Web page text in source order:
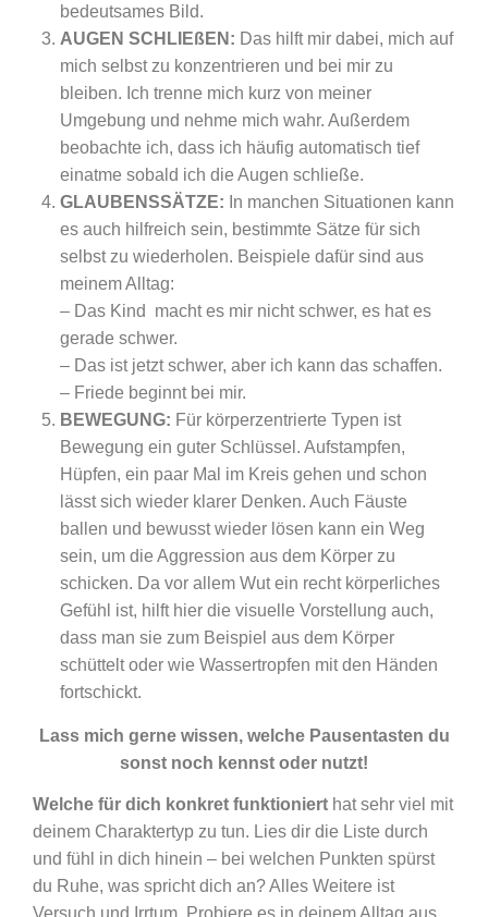
bedeutsames Bild.
AUGEN SCHLIEßEN: Das hilft mir dabei, mich auf
mich selbst zu konzentrieren und bei mir zu
bleiben. Ich trenne mich kurz von meiner
Umgebung und nehme mich wahr. Außerdem
beobachte ich, dass ich häufig automatisch tief
einatme sobald ich die Augen schließe.
GLAUBENSSÄTZE: In manchen Situationen kann
es auch hilfreich sein, bestimmte Sätze für sich
selbst zu wiederholen. Beispiele dafür sind aus
meinem Alltag:
– Das Kind macht es mir nicht schwer, es hat es
gerade schwer.
– Das ist jetzt schwer, aber ich kann das schaffen.
– Friede beginnt bei mir.
BEWEGUNG: Für körperzentrierte Typen ist
Bewegung ein guter Schlüssel. Aufstampfen,
Hüpfen, ein paar Mal im Kreis gehen und schon
lässt sich wieder klarer Denken. Auch Fäuste
ballen und bewusst wieder lösen kann ein Weg
sein, um die Aggression aus dem Körper zu
schicken. Da vor allem Wut ein recht körperliches
Gefühl ist, hilft hier die visuelle Vorstellung auch,
dass man sie zum Beispiel aus dem Körper
schüttelt oder wie Wassertropfen mit den Händen
fortschickt.
Lass mich gerne wissen, welche Pausentasten du
sonst noch kennst oder nutzt!
Welche für dich konkret funktioniert hat sehr viel mit
deinem Charaktertyp zu tun. Lies dir die Liste durch
und fühl in dich hinein – bei welchen Punkten spürst
du Ruhe, was spricht dich an? Alles Weitere ist
Versuch und Irrtum. Probiere es in deinem Alltag aus